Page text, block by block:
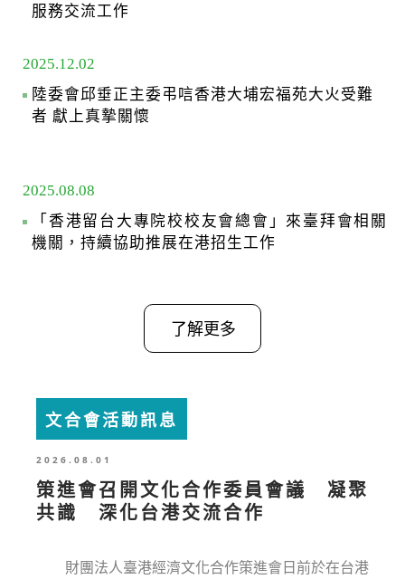
服務交流工作
2025.12.02
陸委會邱垂正主委弔唁香港大埔宏福苑大火受難
者 獻上真摯關懷
2025.08.08
「香港留台大專院校校友會總會」來臺拜會相關
機關，持續協助推展在港招生工作
了解更多
文合會活動訊息
2026.08.01
策進會召開文化合作委員會議 凝聚
共識 深化台港交流合作
財團法人臺港經濟文化合作策進會日前於在台港